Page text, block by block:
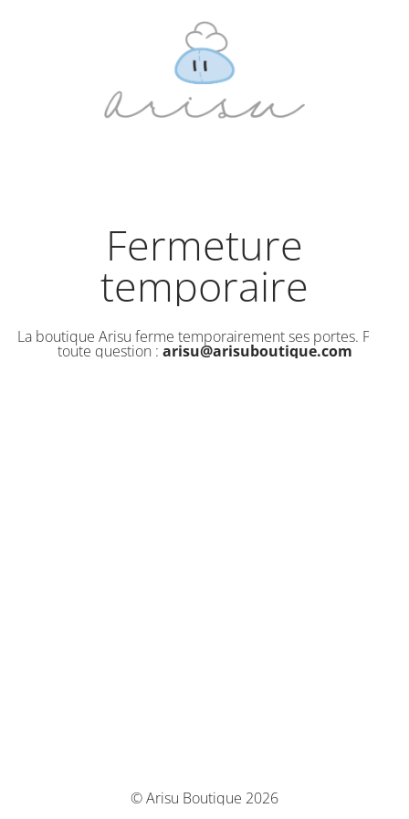
Fermeture
temporaire
La boutique Arisu ferme temporairement ses portes. Pour
toute question : arisu@arisuboutique.com
© Arisu Boutique 2026